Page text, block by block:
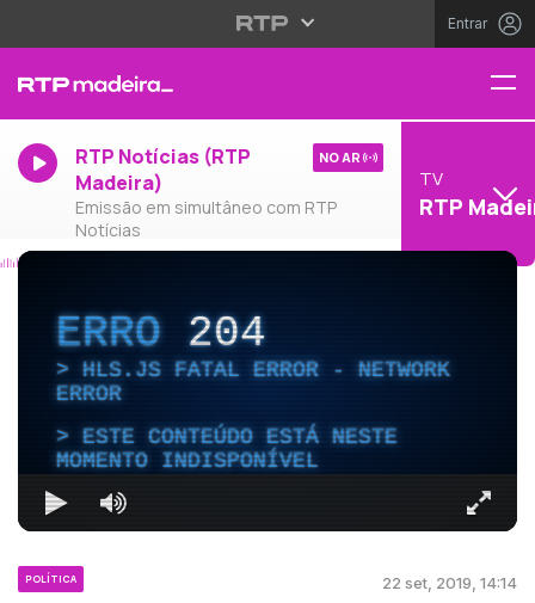
Entrar
RTP Notícias (RTP
Madeira)
Emissão em simultâneo com RTP
Notícias
NO AR
TV
RTP
ERRO204
HLS.JS FATAL ERROR - NETWORK
ERROR
ESTE CONTEÚDO ESTÁ NESTE
MOMENTO INDISPONÍVEL
POLÍTICA 22 set, 2019, 14:14